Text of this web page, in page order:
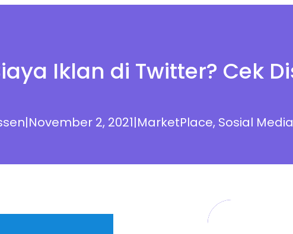
Iklan di Twitter? Cek
|November 2, 2021|MarketPlace, Sosial Media